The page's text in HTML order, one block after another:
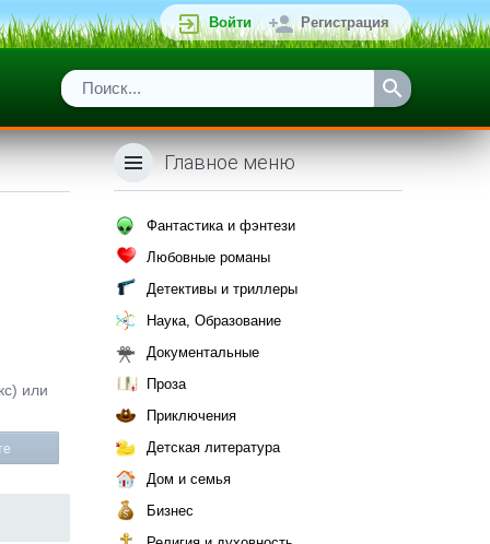
Войти Регистрация
или
Главное меню
Фантастика и фэнтези
Любовные романы
Детективы и триллеры
Наука, Образование
Документальные
Проза
Приключения
Детская литература
Дом и семья
Бизнес